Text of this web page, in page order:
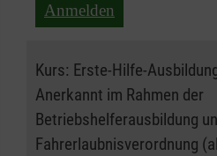
Anmelden
Kurs: Erste-Hilfe-
Anerkannt im Rahmen der
Betriebshelferausbildung
Fahrerlaubnisverordnung